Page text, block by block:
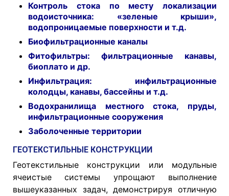
Контроль стока по месту локализации
водоисточника: «зеленые крыши»,
водопроницаемые поверхности и т.д.
Биофильтрационные каналы
Фитофильтры: фильтрационные канавы,
биоплато и др.
Инфильтрация: инфильтрационные
колодцы, канавы, бассейны и т.д.
Водохранилища местного стока, пруды,
инфильтрационные сооружения
Заболоченные территории
ГЕОТЕКСТИЛЬНЫЕ КОНСТРУКЦИИ
Геотекстильные конструкции или модульные
ячеистые системы упрощают выполнение
вышеуказанных задач, демонстрируя отличную